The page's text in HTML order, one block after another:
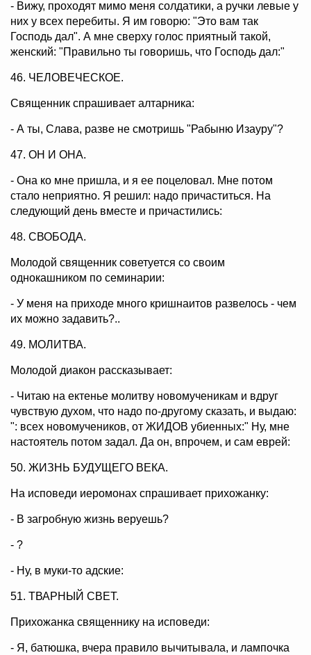
- Вижу, проходят мимо меня солдатики, а ручки левые у
них у всех перебиты. Я им говорю: "Это вам так
Господь дал". А мне сверху голос приятный такой,
женский: "Правильно ты говоришь, что Господь дал:"
46. ЧЕЛОВЕЧЕСКОЕ.
Священник спрашивает алтарника:
- А ты, Слава, разве не смотришь "Рабыню Изауру"?
47. ОН И ОНА.
- Она ко мне пришла, и я ее поцеловал. Мне потом
стало неприятно. Я решил: надо причаститься. На
следующий день вместе и причастились:
48. СВОБОДА.
Молодой священник советуется со своим
однокашником по семинарии:
- У меня на приходе много кришнаитов развелось - чем
их можно задавить?..
49. МОЛИТВА.
Молодой диакон рассказывает:
- Читаю на ектенье молитву новомученикам и вдруг
чувствую духом, что надо по-другому сказать, и выдаю:
": всех новомучеников, от ЖИДОВ убиенных:" Ну, мне
настоятель потом задал. Да он, впрочем, и сам еврей:
50. ЖИЗНЬ БУДУЩЕГО ВЕКА.
На исповеди иеромонах спрашивает прихожанку:
- В загробную жизнь веруешь?
- ?
- Ну, в муки-то адские:
51. ТВАРНЫЙ СВЕТ.
Прихожанка священнику на исповеди:
- Я, батюшка, вчера правило вычитывала, и лампочка